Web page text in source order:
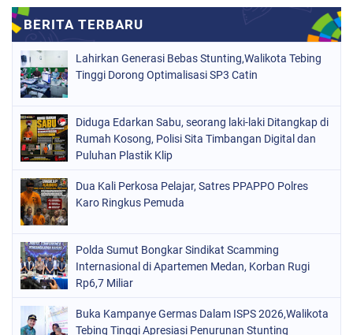
Lahirkan Generasi Bebas Stunting,Walikota Tebing
Tinggi Dorong Optimalisasi SP3 Catin
Diduga Edarkan Sabu, seorang laki-laki Ditangkap di
Rumah Kosong, Polisi Sita Timbangan Digital dan
Puluhan Plastik Klip
Dua Kali Perkosa Pelajar, Satres PPAPPO Polres
Karo Ringkus Pemuda
Polda Sumut Bongkar Sindikat Scamming
Internasional di Apartemen Medan, Korban Rugi
Rp6,7 Miliar
Buka Kampanye Germas Dalam ISPS 2026,Walikota
Tebing Tinggi Apresiasi Penurunan Stunting